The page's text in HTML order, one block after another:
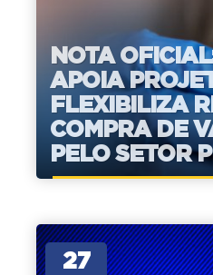
NOTA
APOIA
FLEXIBILIZA
COMPRA DE
PELO SETOR
27